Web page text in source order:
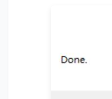
前系统用户执行破解。
待一会就行）。